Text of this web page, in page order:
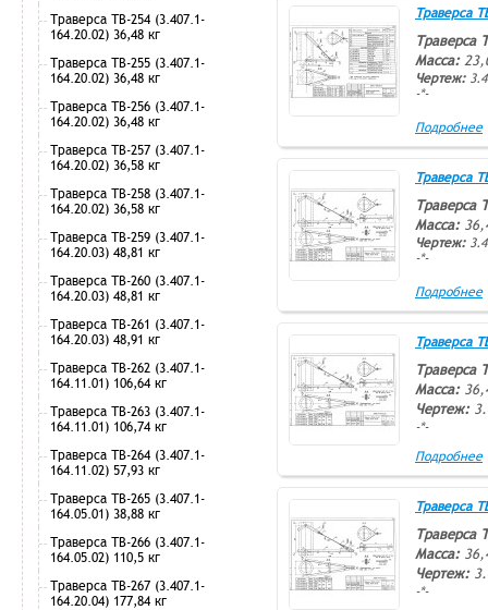
Траверса ТВ-254 (3.407.1-
164.20.02) 36,48 кг
Траверса ТВ-255 (3.407.1-
164.20.02) 36,48 кг
Траверса ТВ-256 (3.407.1-
164.20.02) 36,48 кг
Траверса ТВ-257 (3.407.1-
164.20.02) 36,58 кг
Траверса ТВ-258 (3.407.1-
164.20.02) 36,58 кг
Траверса ТВ-259 (3.407.1-
164.20.03) 48,81 кг
Траверса ТВ-260 (3.407.1-
164.20.03) 48,81 кг
Траверса ТВ-261 (3.407.1-
164.20.03) 48,91 кг
Траверса ТВ-262 (3.407.1-
164.11.01) 106,64 кг
Траверса ТВ-263 (3.407.1-
164.11.01) 106,74 кг
Траверса ТВ-264 (3.407.1-
164.11.02) 57,93 кг
Траверса ТВ-265 (3.407.1-
164.05.01) 38,88 кг
Траверса ТВ-266 (3.407.1-
164.05.02) 110,5 кг
Траверса ТВ-267 (3.407.1-
164.20.04) 177,84 кг
Траверса
Траверса
Масса:
Чертеж:
-*-
Подробнее
Траверса
Траверса
Масса:
Чертеж:
-*-
Подробнее
Траверса
Траверса
Масса:
Чертеж:
-*-
Подробнее
Траверса
Траверса
Масса:
Чертеж:
-*-